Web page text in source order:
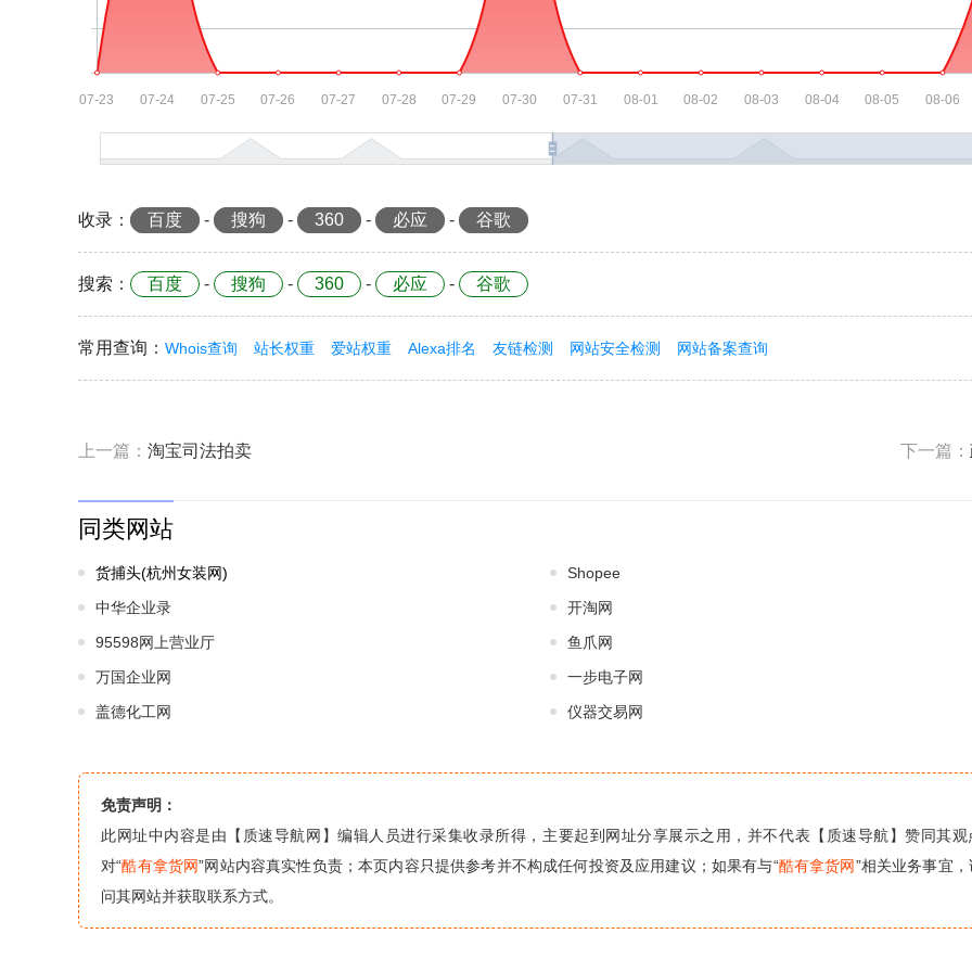
收录 ： 百度 - 搜狗 - 360 - 必应 - 谷歌
搜索 ： 百度 - 搜狗 - 360 - 必应 - 谷歌
常用查询 ： Whois查询 站长权重 爱站权重 Alexa排名 友链检测 网站安全检测 网站备案查询
上一篇： 淘宝司法拍卖 下一篇：
同类网站
货捕头(杭州女装网)
Shopee
中华企业录
开淘网
95598网上营业厅
鱼爪网
万国企业网
一步电子网
盖德化工网
仪器交易网
免责声明：
此网址中内容是由【质速导航网】编辑人员进行采集收录所得，主要起到网址分享展示之用，并不代表【质速导航】赞同其观
对“酷有拿货网”网站内容真实性负责；本页内容只提供参考并不构成任何投资及应用建议；如果有与“酷有拿货网”相关业务事宜
问其网站并获取联系方式。